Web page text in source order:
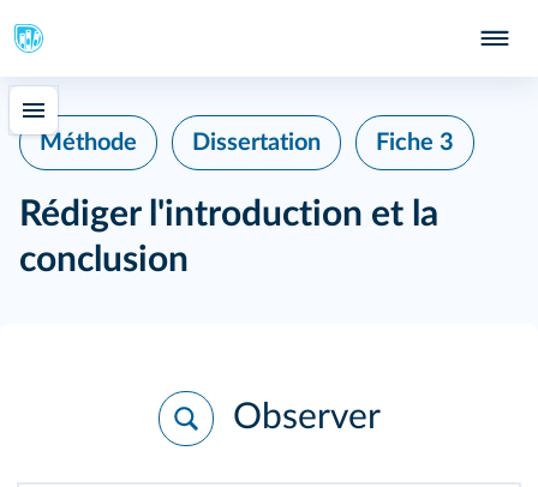
Méthode Dissertation Fiche 3
Rédiger l'introduction et la
conclusion
Observer